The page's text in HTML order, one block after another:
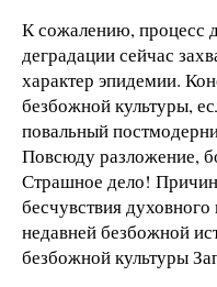
К сожалению, процесс
деградации сейчас
характер эпидемии.
безбожной культуры,
повальный
Повсюду разложение,
Страшное дело!
бесчувствия
недавней безбожной
безбожной культуры